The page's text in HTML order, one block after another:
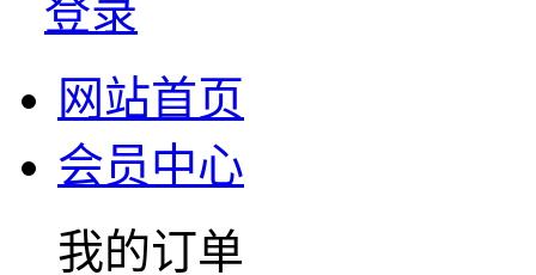
网站首页
会员中心
我的订单